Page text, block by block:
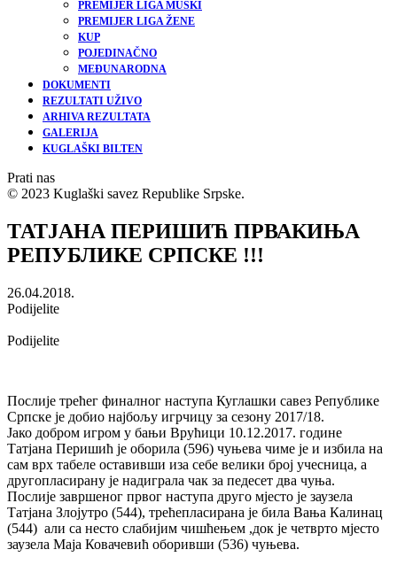
PREMIJER LIGA MUŠKI
PREMIJER LIGA ŽENE
KUP
POJEDINAČNO
MEĐUNARODNA
DOKUMENTI
REZULTATI UŽIVO
ARHIVA REZULTATA
GALERIJA
KUGLAŠKI BILTEN
Prati nas
© 2023 Kuglaški savez Republike Srpske.
ТАТЈАНА ПЕРИШИЋ ПРВАКИЊА
РЕПУБЛИКЕ СРПСКЕ !!!
26.04.2018.
Podijelite
Podijelite
Послије трећег финалног наступа Куглашки савез Републике
Српске је добио најбољу игрчицу за сезону 2017/18.
Јако добром игром у бањи Врућици 10.12.2017. године
Татјана Перишић је оборила (596) чуњева чиме је и избила на
сам врх табеле оставивши иза себе велики број учесница, а
другопласирану је надиграла чак за педесет два чуња.
Послије завршеног првог наступа друго мјесто је заузела
Татјана Злојутро (544), трећепласирана је била Вања Калинац
(544) али са несто слабијим чишћењем ,док је четврто мјесто
заузела Маја Ковачевић оборивши (536) чуњева.